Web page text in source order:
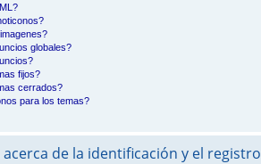
globales?
fijos?
cerrados?
para los temas?
de la identificación y el registro